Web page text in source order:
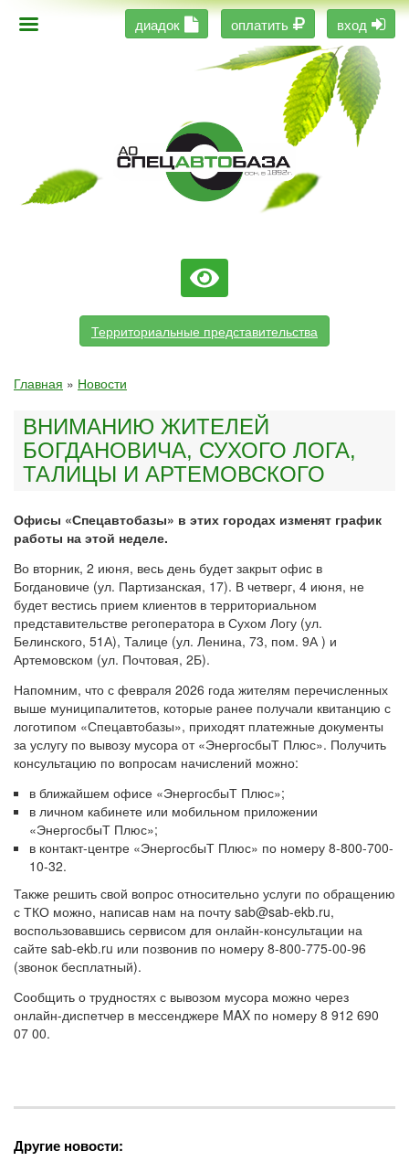
вход
оплатить
диадок
Территориальные представительства
Главная » Новости
ВНИМАНИЮ ЖИТЕЛЕЙ
БОГДАНОВИЧА, СУХОГО ЛОГА,
ТАЛИЦЫ И АРТЕМОВСКОГО
Офисы «Спецавтобазы» в этих городах изменят график
работы на этой неделе.
Во вторник, 2 июня, весь день будет закрыт офис в
Богдановиче (ул. Партизанская, 17). В четверг, 4 июня, не
будет вестись прием клиентов в территориальном
представительстве регоператора в Сухом Логу (ул.
Белинского, 51А), Талице (ул. Ленина, 73, пом. 9А ) и
Артемовском (ул. Почтовая, 2Б).
Напомним, что с февраля 2026 года жителям перечисленных
выше муниципалитетов, которые ранее получали квитанцию с
логотипом «Спецавтобазы», приходят платежные документы
за услугу по вывозу мусора от «ЭнергосбыТ Плюс». Получить
консультацию по вопросам начислений можно:
в ближайшем офисе «ЭнергосбыТ Плюс»;
в личном кабинете или мобильном приложении
«ЭнергосбыТ Плюс»;
в контакт-центре «ЭнергосбыТ Плюс» по номеру 8-800-700-
10-32.
Также решить свой вопрос относительно услуги по обращению
с ТКО можно, написав нам на почту sab@sab-ekb.ru,
воспользовавшись сервисом для онлайн-консультации на
сайте sab-ekb.ru или позвонив по номеру 8-800-775-00-96
(звонок бесплатный).
Сообщить о трудностях с вывозом мусора можно через
онлайн-диспетчер в мессенджере MAX по номеру 8 912 690
07 00.
Другие новости: